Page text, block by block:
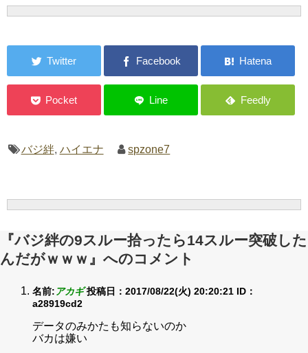
バジ絆, ハイエナ spzone7
『バジ絆の9スルー拾ったら14スルー突破した
んだがｗｗｗ』へのコメント
名前:アカギ 投稿日：2017/08/22(火) 20:20:21 ID：
a28919cd2
データのみかたも知らないのか
バカは嫌い